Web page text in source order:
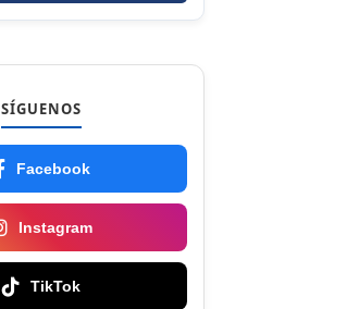
SÍGUENOS
Facebook
Instagram
TikTok